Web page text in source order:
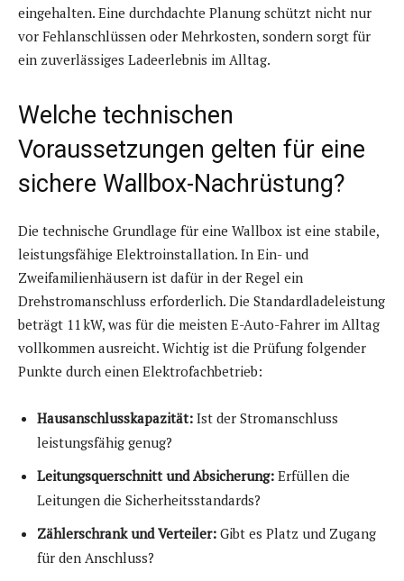
eingehalten. Eine durchdachte Planung schützt nicht nur
vor Fehlanschlüssen oder Mehrkosten, sondern sorgt für
ein zuverlässiges Ladeerlebnis im Alltag.
Welche technischen
Voraussetzungen gelten für eine
sichere Wallbox-Nachrüstung?
Die technische Grundlage für eine Wallbox ist eine stabile,
leistungsfähige Elektroinstallation. In Ein- und
Zweifamilienhäusern ist dafür in der Regel ein
Drehstromanschluss erforderlich. Die Standardladeleistung
beträgt 11 kW, was für die meisten E-Auto-Fahrer im Alltag
vollkommen ausreicht. Wichtig ist die Prüfung folgender
Punkte durch einen Elektrofachbetrieb:
Hausanschlusskapazität: Ist der Stromanschluss
leistungsfähig genug?
Leitungsquerschnitt und Absicherung: Erfüllen die
Leitungen die Sicherheitsstandards?
Zählerschrank und Verteiler: Gibt es Platz und Zugang
für den Anschluss?